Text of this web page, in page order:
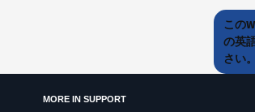
この
の英
さい
MORE IN SUPPORT